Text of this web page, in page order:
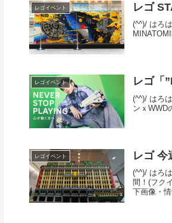
レゴイベント レゴ
(^^)/ はろ
レゴイベント レゴ「
(^^)/ はろ
ンｘWWD
レゴイベント レゴ 今
(^^)/ はろ
間！(フク
下画像・